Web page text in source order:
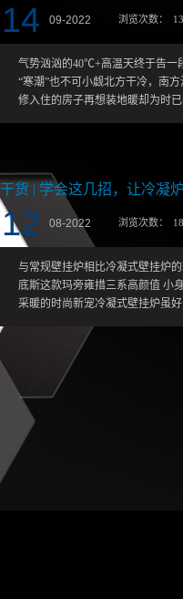
气势汹汹的40℃+高温天终于告一
“寒潮”也不可小觑北方干冷，南
修入住的房子再想装地暖却为时
靠一身正气的过冬南方人也发现
了解今天小冈就来跟大家唠唠~什
明装技术，用壁挂炉+输配管道+
气系统实用方便，通过走明装管
水。在设计施工上，不破坏装修
款式多样的暖气片也能供不同家
装采暖对于新房装修或者已经装
惠的选择。尽管暖气在北方早已
风开久了，会让人感觉闷热和干
一般。而暖气片是通过热辐射实
温暖但不干燥。且明装暖气片的
半个小时就可以达到预设的温度
果，暖气片都优于空调。误解二...
2022
-
09
14 浏览次数：
干货 | 学会这几招，让冷凝
与常规壁挂炉相比冷凝式壁挂炉
底斯这款玛旁雍措三系高颜值 小
采暖的时尚新宠冷凝式壁挂炉虽
清洗和保养，运行效果和使用体
清洁、水垢清理、防止氧化、排
杂，对保养的要求自然也更高。
冈来给大家划重点咯~主热交换
为两种，不锈钢换热器和铸硅铝
洁剂也不同。不锈钢换热器取下
2022
-
08
12 浏览次数：